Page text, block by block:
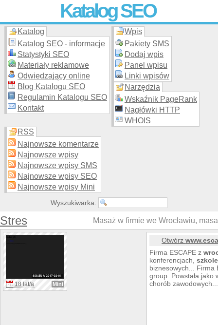
Katalog SEO
Skuteczna i promocja stron WWW –
moderowanego katalogu za darmo!
Katalog
Katalog SEO - informacje
Statystyki SEO
Materiały reklamowe
Odwiedzający online
Blog Katalogu SEO
Regulamin Katalogu SEO
Kontakt
Wpis
Pakiety SMS
Dodaj wpis
Panel wpisu
Linki wpisów
Narzędzia
Wskaźnik PageRank
Nagłówki HTTP
WHOIS
RSS
Najnowsze komentarze
Najnowsze wpisy
Najnowsze wpisy SMS
Najnowsze wpisy SEO
Najnowsze wpisy Mini
Wyszukiwarka:
Stres Masaż w firmie we Wrocławiu,
18 lat/a Mini
Otwórz
Firma ESCAPE z
konferencjach,
biznesowych... Firma
group. Powstała
chorób zawodowych...